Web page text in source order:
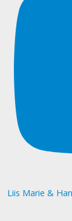
Liis Marie &